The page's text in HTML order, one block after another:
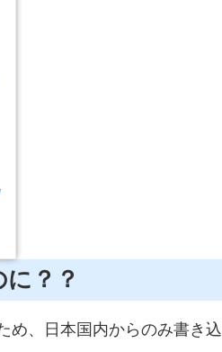
？？
め、日本国内からのみ書き